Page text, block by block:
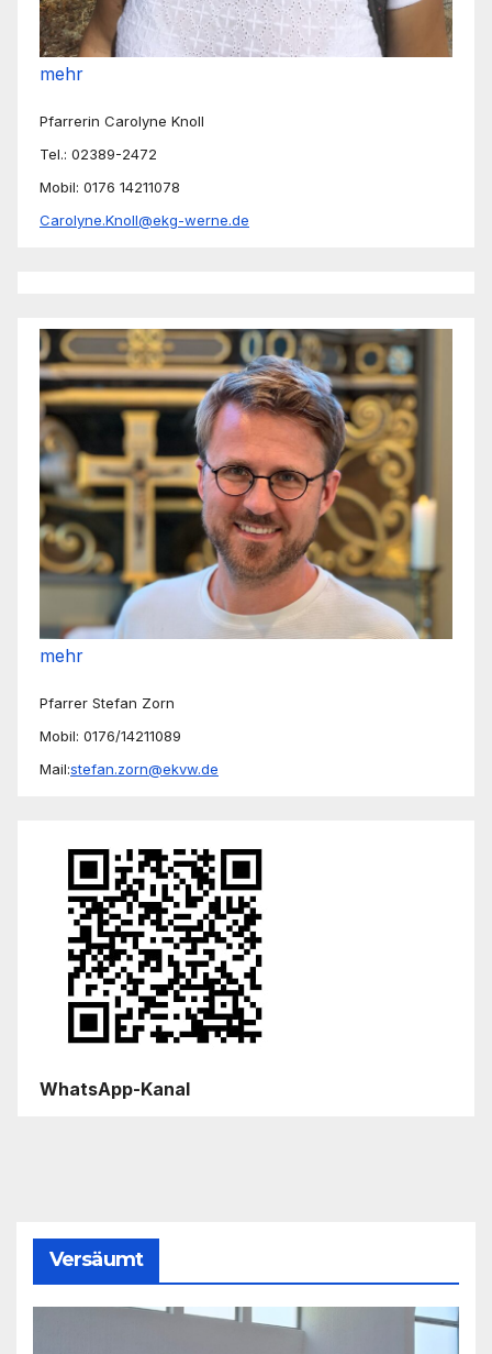
mehr
Pfarrerin Carolyne Knoll
Tel.: 02389-2472
Mobil: 0176 14211078
Carolyne.Knoll@ekg-werne.de
mehr
Pfarrer Stefan Zorn
Mobil: 0176/14211089
Mail:stefan.zorn@ekvw.de
WhatsApp-Kanal
Versäumt